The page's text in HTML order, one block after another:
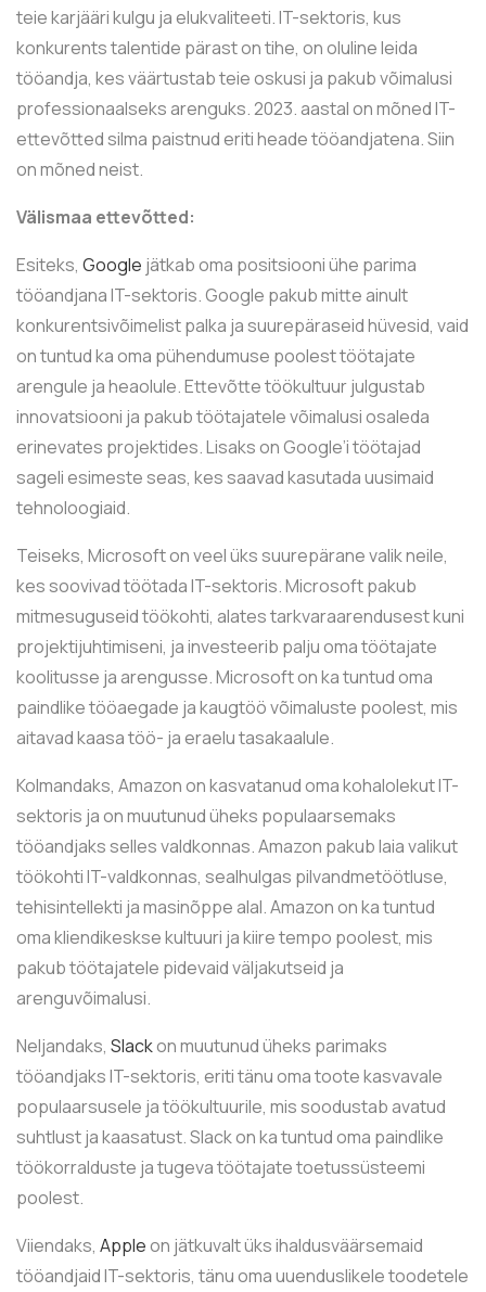
teie karjääri kulgu ja elukvaliteeti. IT-sektoris, kus
konkurents talentide pärast on tihe, on oluline leida
tööandja, kes väärtustab teie oskusi ja pakub võimalusi
professionaalseks arenguks. 2023. aastal on mõned IT-
ettevõtted silma paistnud eriti heade tööandjatena. Siin
on mõned neist.
Välismaa ettevõtted:
Esiteks, Google jätkab oma positsiooni ühe parima
tööandjana IT-sektoris. Google pakub mitte ainult
konkurentsivõimelist palka ja suurepäraseid hüvesid, vaid
on tuntud ka oma pühendumuse poolest töötajate
arengule ja heaolule. Ettevõtte töökultuur julgustab
innovatsiooni ja pakub töötajatele võimalusi osaleda
erinevates projektides. Lisaks on Google’i töötajad
sageli esimeste seas, kes saavad kasutada uusimaid
tehnoloogiaid.
Teiseks, Microsoft on veel üks suurepärane valik neile,
kes soovivad töötada IT-sektoris. Microsoft pakub
mitmesuguseid töökohti, alates tarkvaraarendusest kuni
projektijuhtimiseni, ja investeerib palju oma töötajate
koolitusse ja arengusse. Microsoft on ka tuntud oma
paindlike tööaegade ja kaugtöö võimaluste poolest, mis
aitavad kaasa töö- ja eraelu tasakaalule.
Kolmandaks, Amazon on kasvatanud oma kohalolekut IT-
sektoris ja on muutunud üheks populaarsemaks
tööandjaks selles valdkonnas. Amazon pakub laia valikut
töökohti IT-valdkonnas, sealhulgas pilvandmetöötluse,
tehisintellekti ja masinõppe alal. Amazon on ka tuntud
oma kliendikeskse kultuuri ja kiire tempo poolest, mis
pakub töötajatele pidevaid väljakutseid ja
arenguvõimalusi.
Neljandaks, Slackon muutunud üheks parimaks
tööandjaks IT-sektoris, eriti tänu oma toote kasvavale
populaarsusele ja töökultuurile, mis soodustab avatud
suhtlust ja kaasatust. Slack on ka tuntud oma paindlike
töökorralduste ja tugeva töötajate toetussüsteemi
poolest.
Viiendaks, Appleon jätkuvalt üks ihaldusväärsemaid
tööandjaid IT-sektoris, tänu oma uuenduslikele toodetele